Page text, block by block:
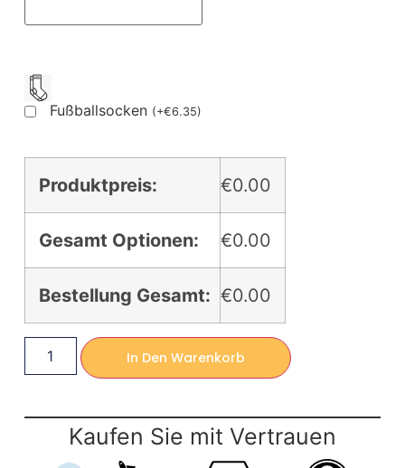
Fußballsocken (+€6.35)
Produktpreis: €0.00
Gesamt Optionen: €0.00
Bestellung Gesamt: €0.00
In Den Warenkorb
Kaufen Sie mit Vertrauen